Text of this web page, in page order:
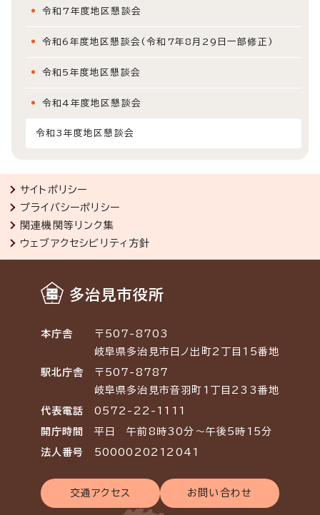
令和7年度地区懇談会
令和6年度地区懇談会(令和7年8月29日一部修正)
令和5年度地区懇談会
令和4年度地区懇談会
令和3年度地区懇談会
サイトポリシー
プライバシーポリシー
関連機関等リンク集
ウェブアクセシビリティ方針
多治見市役所
本庁舎
〒507-8703
岐阜県多治見市日ノ出町2丁目15番地
駅北庁舎
〒507-8787
岐阜県多治見市音羽町1丁目233番地
代表電話 0572-22-1111
開庁時間 平日 午前8時30分～午後5時15分
法人番号 5000020212041
交通アクセス お問い合わせ